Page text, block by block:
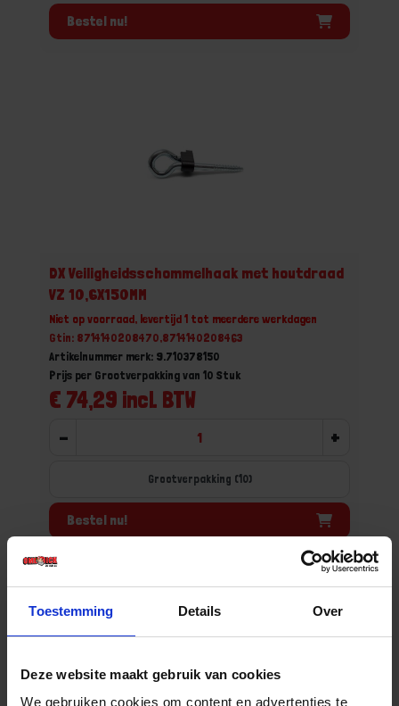
Toestemming Details Over
Deze website maakt gebruik van cookies
We gebruiken cookies om content en advertenties te
Bestel nu!
DX Veiligheidsschommelhaak met houtdraad
VZ 10,6X150MM
Niet op voorraad, levertijd 1 tot meerdere werkdagen
Gtin: 8714140208470,8714140208463
Artikelnummer merk: 9.710378150
€ 74,29 incl. BTW
Prijs per Grootverpakking van 10 Stuk
- +
Grootverpakking (10)
Bestel nu!